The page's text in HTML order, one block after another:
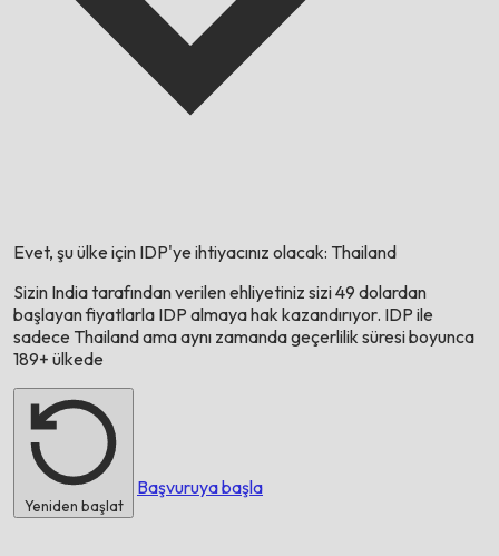
Evet, şu ülke için IDP'ye ihtiyacınız olacak: Thailand
Sizin Indiatarafından verilen ehliyetiniz sizi 49 dolardan
başlayan fiyatlarla IDP almaya hak kazandırıyor. IDP ile
sadece Thailandama aynı zamanda geçerlilik süresi boyunca
189+ ülkede
Yeniden başlat
Başvuruya başla